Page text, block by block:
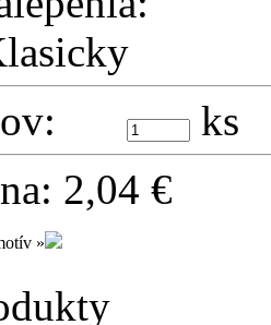
ks
2,04 €
»